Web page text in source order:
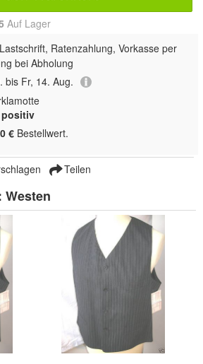
Auf Lager
Ratenzahlung, Vorkasse per
bei Abholung
bis Fr, 14. Aug.
positiv
€ Bestellwert.
Teilen
Westen